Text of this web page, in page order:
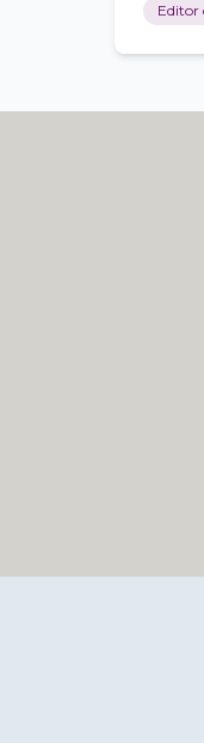
Editor